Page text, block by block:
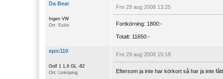
Da Bear
Ingen VW
Ort: Eslöv
Fre 29 aug 2008 13:25
Fortkörning: 1800:-
Totalt: 11650:-
epic110
Golf 1 1,6 GL -82
Ort: Linköping
Fre 29 aug 2008 15:18
Eftersom ja inte har körkort så har ja inte